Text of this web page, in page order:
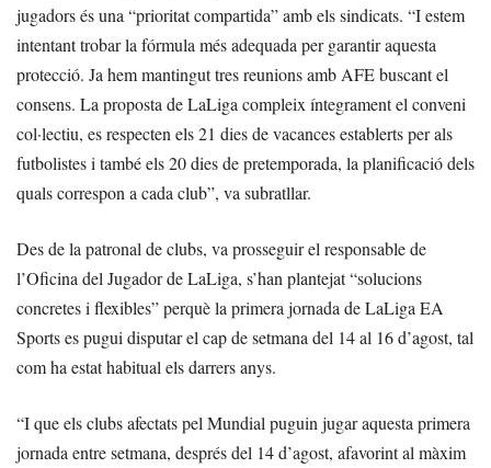
jugadors és una “prioritat compartida” amb els sindicats. “I estem
intentant trobar la fórmula més adequada per garantir aquesta
protecció. Ja hem mantingut tres reunions amb AFE buscant el
consens. La proposta de LaLiga compleix íntegrament el conveni
col·lectiu, es respecten els 21 dies de vacances establerts per als
futbolistes i també els 20 dies de pretemporada, la planificació dels
quals correspon a cada club”, va subratllar.
Des de la patronal de clubs, va prosseguir el responsable de
l’Oficina del Jugador de LaLiga, s’han plantejat “solucions
concretes i flexibles” perquè la primera jornada de LaLiga EA
Sports es pugui disputar el cap de setmana del 14 al 16 d’agost, tal
com ha estat habitual els darrers anys.
“I que els clubs afectats pel Mundial puguin jugar aquesta primera
jornada entre setmana, després del 14 d’agost, afavorint al màxim